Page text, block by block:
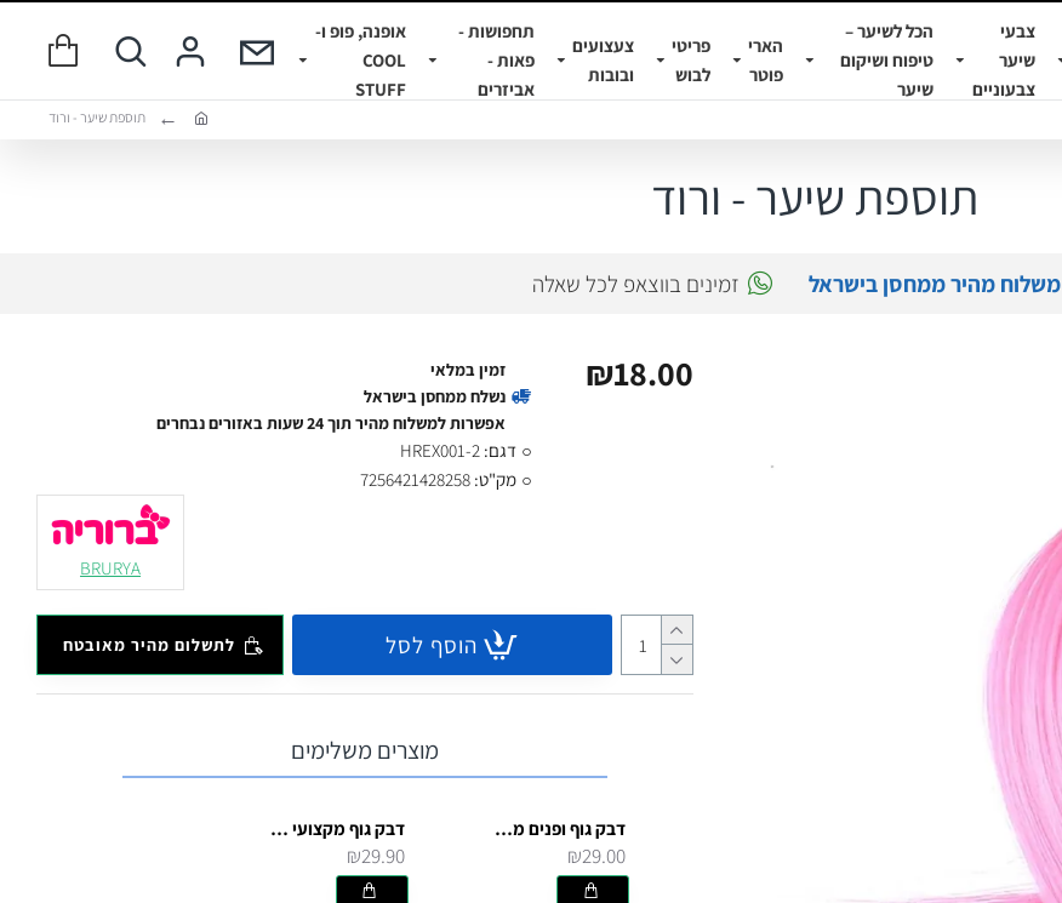
צבעי
שיער
צבעוניים
הכל לשיער –
טיפוח ושיקום
שיער
הארי
פוטר
פריטי
לבוש
צעצועים
ובובות
תחפושות -
פאות -
אביזרים
אופנה, פופ ו-
COOL
STUFF
תוספת שיער - ורוד
תוספת שיער - ורוד
משלוח מהיר ממחסן בישראל זמינים בווצאפ לכל שאלה
₪18.00
זמין במלאי
נשלח ממחסן בישראל
אפשרות למשלוח מהיר תוך 24 שעות באזורים נבחרים
דגם: HREX001-2
מק"ט: 7256421428258
BRURYA
הוסף לסל לתשלום מהיר מאובטח
מוצרים משלימים
דבק גוף ופנים מקצועי לאיפור תחפושות
₪29.00
דבק גוף מקצועי לאיפור תחפושות
₪29.90